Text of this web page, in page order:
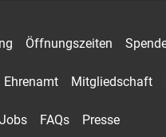
Öffnungszeiten
Ehrenamt Mitgliedschaft
Jobs FAQs Presse